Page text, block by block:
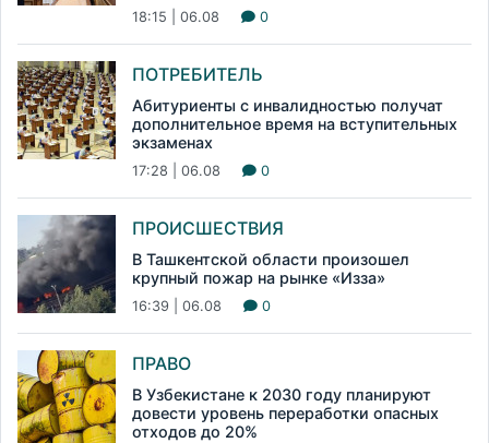
18:15 | 06.08 0
ПОТРЕБИТЕЛЬ
Абитуриенты с инвалидностью получат
дополнительное время на вступительных
экзаменах
17:28 | 06.08 0
ПРОИСШЕСТВИЯ
В Ташкентской области произошел
крупный пожар на рынке «Изза»
16:39 | 06.08 0
ПРАВО
В Узбекистане к 2030 году планируют
довести уровень переработки опасных
отходов до 20%